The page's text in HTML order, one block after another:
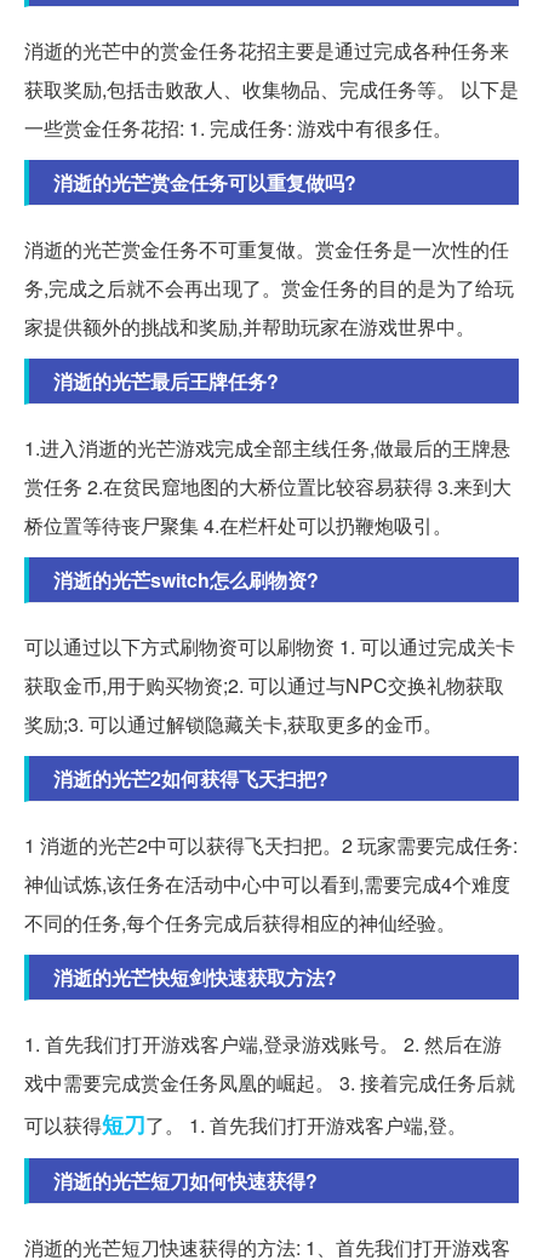
消逝的光芒中的赏金任务花招主要是通过完成各种任务来
获取奖励,包括击败敌人、收集物品、完成任务等。 以下是
一些赏金任务花招: 1. 完成任务: 游戏中有很多任。
消逝的光芒赏金任务可以重复做吗?
消逝的光芒赏金任务不可重复做。赏金任务是一次性的任
务,完成之后就不会再出现了。赏金任务的目的是为了给玩
家提供额外的挑战和奖励,并帮助玩家在游戏世界中。
消逝的光芒最后王牌任务?
1.进入消逝的光芒游戏完成全部主线任务,做最后的王牌悬
赏任务 2.在贫民窟地图的大桥位置比较容易获得 3.来到大
桥位置等待丧尸聚集 4.在栏杆处可以扔鞭炮吸引。
消逝的光芒switch怎么刷物资?
可以通过以下方式刷物资可以刷物资 1. 可以通过完成关卡
获取金币,用于购买物资;2. 可以通过与NPC交换礼物获取
奖励;3. 可以通过解锁隐藏关卡,获取更多的金币。
消逝的光芒2如何获得飞天扫把?
1 消逝的光芒2中可以获得飞天扫把。2 玩家需要完成任务:
神仙试炼,该任务在活动中心中可以看到,需要完成4个难度
不同的任务,每个任务完成后获得相应的神仙经验。
消逝的光芒快短剑快速获取方法?
1. 首先我们打开游戏客户端,登录游戏账号。 2. 然后在游
戏中需要完成赏金任务凤凰的崛起。 3. 接着完成任务后就
可以获得短刀了。 1. 首先我们打开游戏客户端,登。
消逝的光芒短刀如何快速获得?
消逝的光芒短刀快速获得的方法: 1、首先我们打开游戏客